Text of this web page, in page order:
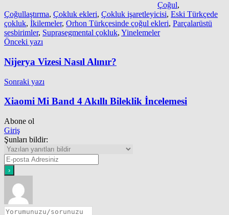
Çoğul,
Çoğullaştırma, Çokluk ekleri, Çokluk işaretleyicisi, Eski Türkçede
çokluk, İkilemeler, Orhon Türkçesinde çoğul ekleri, Parçalarüstü
sesbirimler, Suprasegmental çokluk, Yinelemeler
Yazı
gezinmesi
Önceki yazı
Nijerya Vizesi Nasıl Alınır?
Sonraki yazı
Xiaomi Mi Band 4 Akıllı Bileklik İncelemesi
Abone ol
Giriş
Şunları bildir: